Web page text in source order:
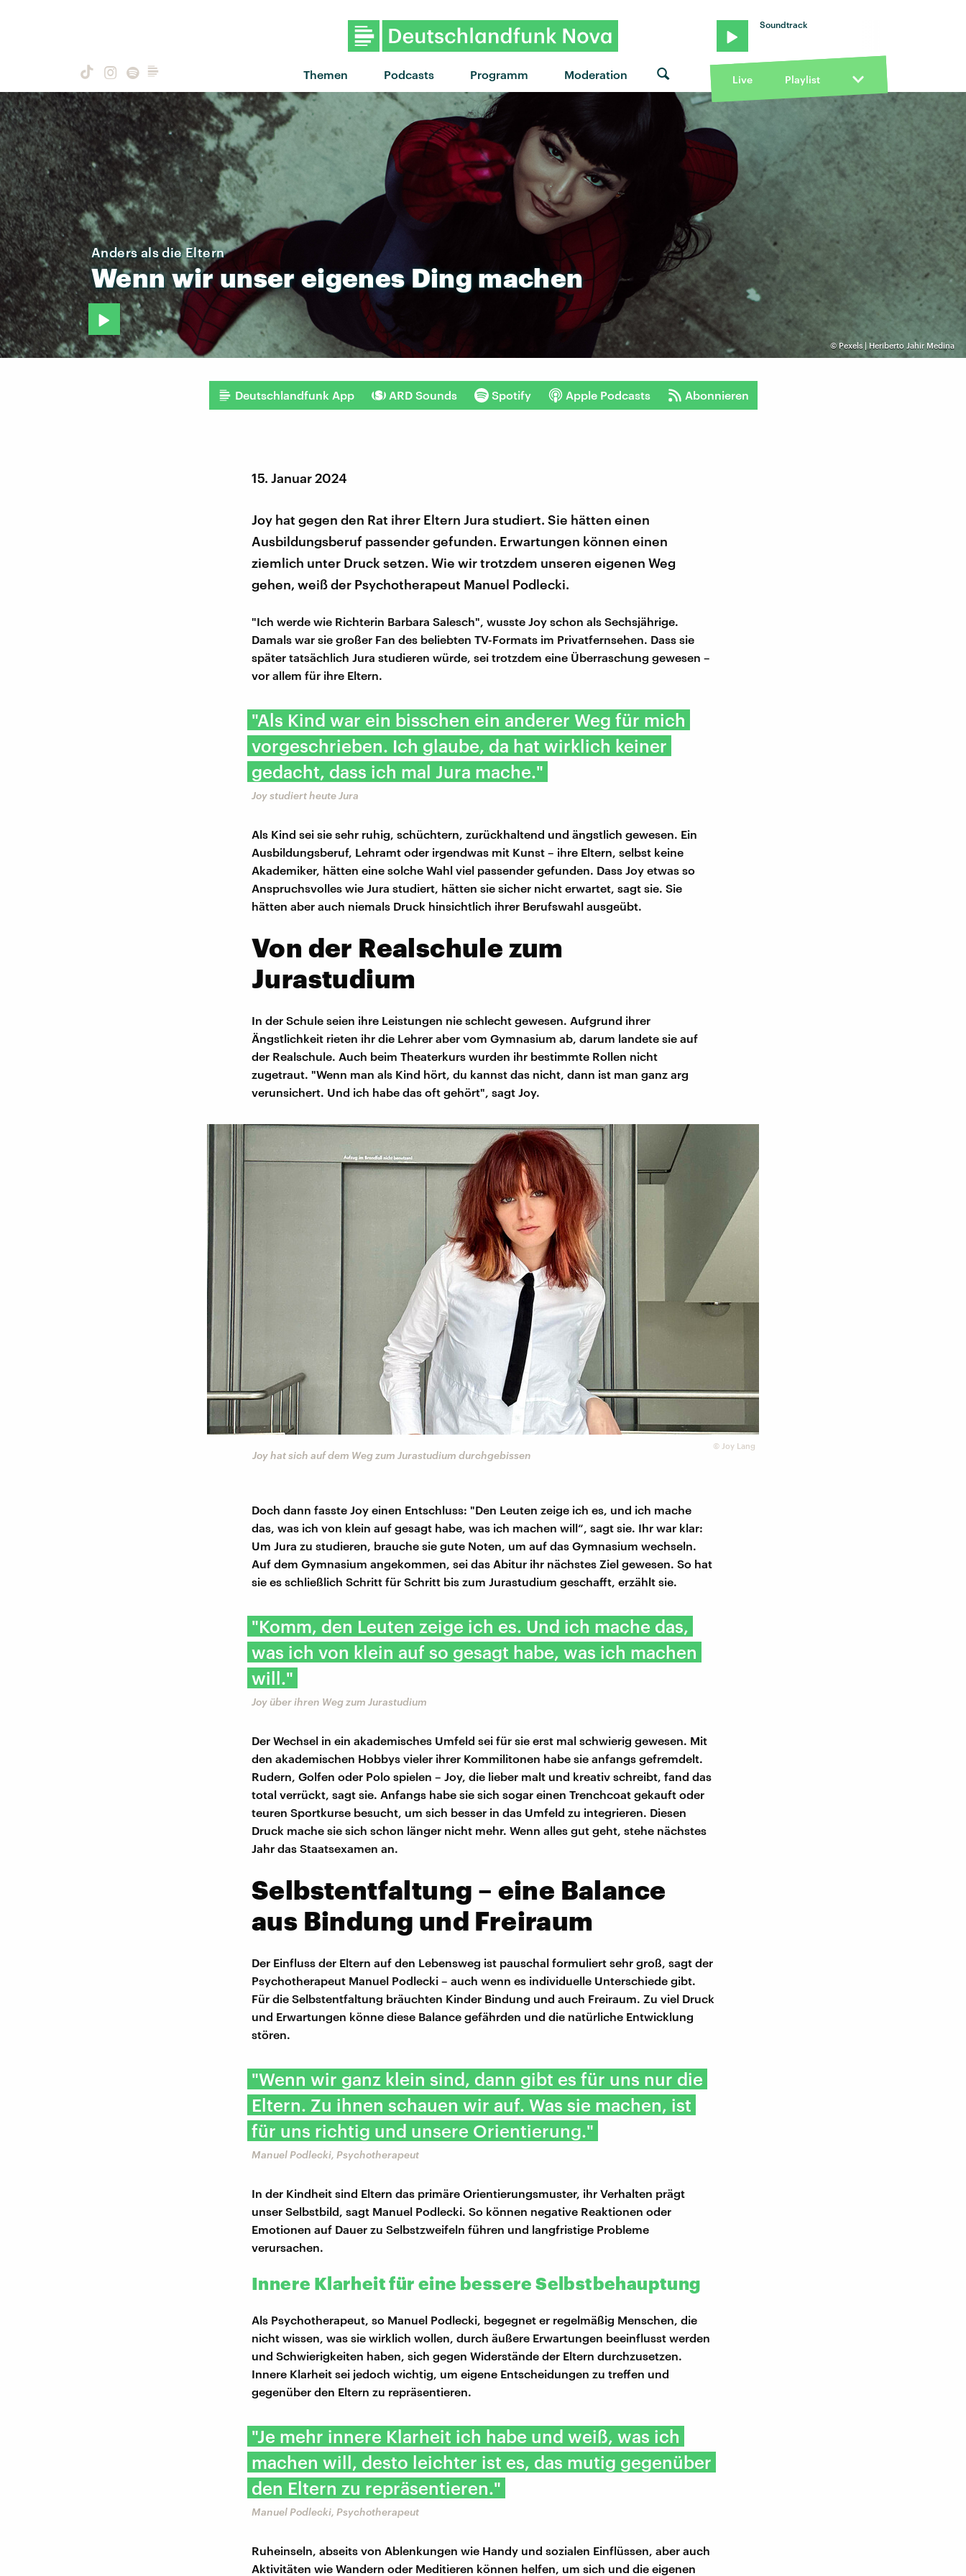
Themen Podcasts Programm Moderation
Soundtrack
Live Playlist
© Pexels | Heriberto Jahir Medina
Anders als die Eltern
Wennwir unser eigenesDingmachen
Deutschlandfunk App ARD Sounds Spotify Apple Podcasts Abonnieren
15. Januar 2024
Joy hat gegen den Rat ihrer Eltern Jura studiert. Sie hätten einen
Ausbildungsberuf passender gefunden. Erwartungen können einen
ziemlich unter Druck setzen. Wie wir trotzdem unseren eigenen Weg
gehen, weiß der Psychotherapeut Manuel Podlecki.
"Ich werde wie Richterin Barbara Salesch", wusste Joy schon als Sechsjährige.
Damals war sie großer Fan des beliebten TV-Formats im Privatfernsehen. Dass sie
später tatsächlich Jura studieren würde, sei trotzdem eine Überraschung gewesen –
vor allem für ihre Eltern.
"Als Kind war ein bisschen ein anderer Weg für mich
vorgeschrieben. Ich glaube, da hat wirklich keiner
gedacht, dass ich mal Jura mache."
Joy studiert heute Jura
Als Kind sei sie sehr ruhig, schüchtern, zurückhaltend und ängstlich gewesen. Ein
Ausbildungsberuf, Lehramt oder irgendwas mit Kunst – ihre Eltern, selbst keine
Akademiker, hätten eine solche Wahl viel passender gefunden. Dass Joy etwas so
Anspruchsvolles wie Jura studiert, hätten sie sicher nicht erwartet, sagt sie. Sie
hätten aber auch niemals Druck hinsichtlich ihrer Berufswahl ausgeübt.
Von der Realschule zum
Jurastudium
In der Schule seien ihre Leistungen nie schlecht gewesen. Aufgrund ihrer
Ängstlichkeit rieten ihr die Lehrer aber vom Gymnasium ab, darum landete sie auf
der Realschule. Auch beim Theaterkurs wurden ihr bestimmte Rollen nicht
zugetraut. "Wenn man als Kind hört, du kannst das nicht, dann ist man ganz arg
verunsichert. Und ich habe das oft gehört", sagt Joy.
© Joy Lang
Joy hat sich auf dem Weg zum Jurastudium durchgebissen
Doch dann fasste Joy einen Entschluss: "Den Leuten zeige ich es, und ich mache
das, was ich von klein auf gesagt habe, was ich machen will“, sagt sie. Ihr war klar:
Um Jura zu studieren, brauche sie gute Noten, um auf das Gymnasium wechseln.
Auf dem Gymnasium angekommen, sei das Abitur ihr nächstes Ziel gewesen. So hat
sie es schließlich Schritt für Schritt bis zum Jurastudium geschafft, erzählt sie.
"Komm, den Leuten zeige ich es. Und ich mache das,
was ich von klein auf so gesagt habe, was ich machen
will."
Joy über ihren Weg zum Jurastudium
Der Wechsel in ein akademisches Umfeld sei für sie erst mal schwierig gewesen. Mit
den akademischen Hobbys vieler ihrer Kommilitonen habe sie anfangs gefremdelt.
Rudern, Golfen oder Polo spielen – Joy, die lieber malt und kreativ schreibt, fand das
total verrückt, sagt sie. Anfangs habe sie sich sogar einen Trenchcoat gekauft oder
teuren Sportkurse besucht, um sich besser in das Umfeld zu integrieren. Diesen
Druck mache sie sich schon länger nicht mehr. Wenn alles gut geht, stehe nächstes
Jahr das Staatsexamen an.
Selbstentfaltung – eine Balance
aus Bindung und Freiraum
Der Einfluss der Eltern auf den Lebensweg ist pauschal formuliert sehr groß, sagt der
Psychotherapeut Manuel Podlecki – auch wenn es individuelle Unterschiede gibt.
Für die Selbstentfaltung bräuchten Kinder Bindung und auch Freiraum. Zu viel Druck
und Erwartungen könne diese Balance gefährden und die natürliche Entwicklung
stören.
"Wenn wir ganz klein sind, dann gibt es für uns nur die
Eltern. Zu ihnen schauen wir auf. Was sie machen, ist
für uns richtig und unsere Orientierung."
Manuel Podlecki, Psychotherapeut
In der Kindheit sind Eltern das primäre Orientierungsmuster, ihr Verhalten prägt
unser Selbstbild, sagt Manuel Podlecki. So können negative Reaktionen oder
Emotionen auf Dauer zu Selbstzweifeln führen und langfristige Probleme
verursachen.
Innere Klarheit für eine bessere Selbstbehauptung
Als Psychotherapeut, so Manuel Podlecki, begegnet er regelmäßig Menschen, die
nicht wissen, was sie wirklich wollen, durch äußere Erwartungen beeinflusst werden
und Schwierigkeiten haben, sich gegen Widerstände der Eltern durchzusetzen.
Innere Klarheit sei jedoch wichtig, um eigene Entscheidungen zu treffen und
gegenüber den Eltern zu repräsentieren.
"Je mehr innere Klarheit ich habe und weiß, was ich
machen will, desto leichter ist es, das mutig gegenüber
den Eltern zu repräsentieren."
Manuel Podlecki, Psychotherapeut
Ruheinseln, abseits von Ablenkungen wie Handy und sozialen Einflüssen, aber auch
Aktivitäten wie Wandern oder Meditieren können helfen, um sich und die eigenen